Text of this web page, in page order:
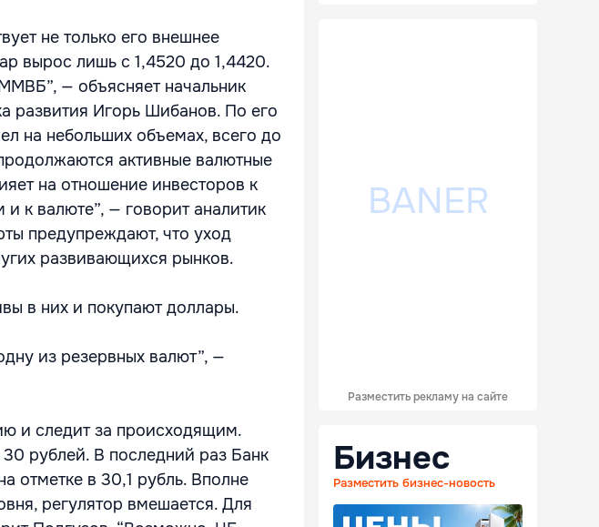
не только его внешнее
вырос лишь с 1,4520 до 1,4420.
— объясняет начальник
развития Игорь Шибанов. По его
на небольших объемах, всего до
активные валютные
на отношение инвесторов к
к валюте”, — говорит аналитик
предупреждают, что уход
развивающихся рынков.
в них и покупают доллары.
из резервных валют”, —
и следит за происходящим.
рублей. В последний раз Банк
отметке в 30,1 рубль. Вполне
регулятор вмешается. Для
Разместить рекламу на сайте
Бизнес
Разместить бизнес-новость